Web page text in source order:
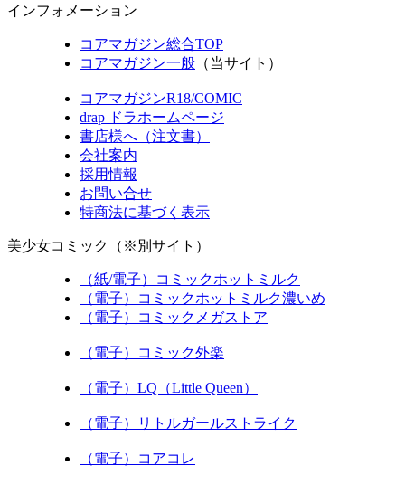
インフォメーション
コアマガジン総合TOP
コアマガジン一般 （当サイト）
コアマガジンR18/COMIC
drap ドラホームページ
書店様へ（注文書）
会社案内
採用情報
お問い合せ
特商法に基づく表示
美少女コミック（※別サイト）
（紙/電子）コミックホットミルク
（電子）コミックホットミルク濃いめ
（電子）コミックメガストア
（電子）コミック外楽
（電子）LQ（Little Queen）
（電子）リトルガールストライク
（電子）コアコレ